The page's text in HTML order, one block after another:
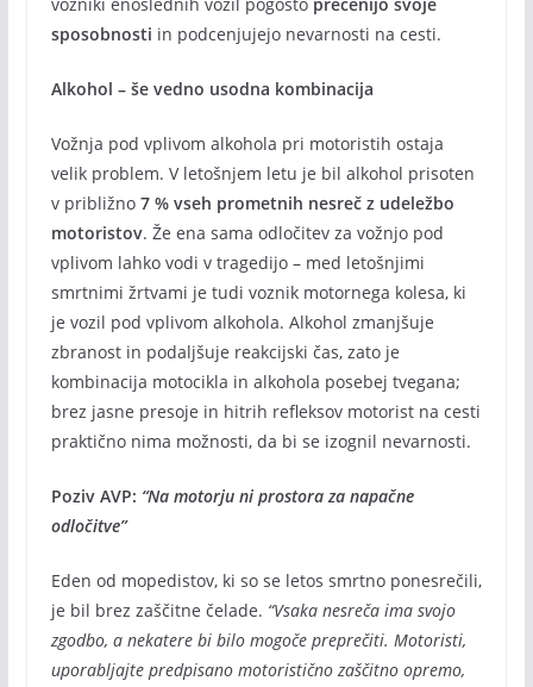
sposobnosti in podcenjujejo nevarnosti na cesti.
Alkohol – še vedno usodna kombinacija
Vožnja pod vplivom alkohola pri motoristih ostaja
velik problem. V letošnjem letu je bil alkohol prisoten
v približno 7 % vseh prometnih nesreč z udeležbo
motoristov. Že ena sama odločitev za vožnjo pod
vplivom lahko vodi v tragedijo – med letošnjimi
smrtnimi žrtvami je tudi voznik motornega kolesa, ki
je vozil pod vplivom alkohola. Alkohol zmanjšuje
zbranost in podaljšuje reakcijski čas, zato je
kombinacija motocikla in alkohola posebej tvegana;
brez jasne presoje in hitrih refleksov motorist na cesti
praktično nima možnosti, da bi se izognil nevarnosti.
Poziv AVP: “Na motorju ni prostora za napačne
odločitve”
Eden od mopedistov, ki so se letos smrtno ponesrečili,
je bil brez zaščitne čelade. “Vsaka nesreča ima svojo
zgodbo, a nekatere bi bilo mogoče preprečiti. Motoristi,
uporabljajte predpisano motoristično zaščitno opremo,